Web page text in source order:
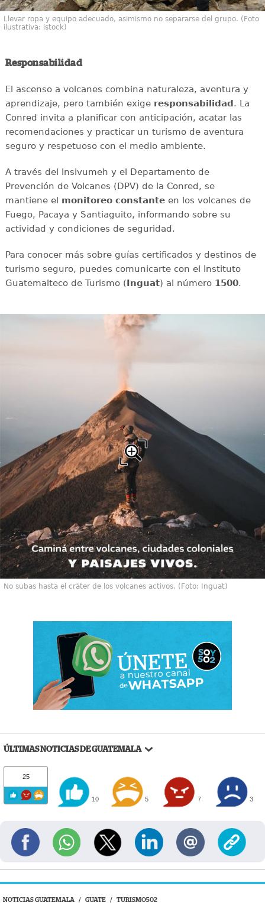
Llevar ropa y equipo adecuado, asimismo no separarse del grupo. (Foto
ilustrativa: istock)
Responsabilidad
El ascenso a volcanes combina naturaleza, aventura y
aprendizaje, pero también exige responsabilidad. La
Conred invita a planificar con anticipación, acatar las
recomendaciones y practicar un turismo de aventura
seguro y respetuoso con el medio ambiente.
A través del Insivumeh y el Departamento de
Prevención de Volcanes (DPV) de la Conred, se
mantiene el monitoreo constanteen los volcanes de
Fuego, Pacaya y Santiaguito, informando sobre su
actividad y condiciones de seguridad.
Para conocer más sobre guías certificados y destinos de
turismo seguro, puedes comunicarte con el Instituto
Guatemalteco de Turismo (Inguat) al número 1500.
No subas hasta el cráter de los volcanes activos. (Foto: Inguat)
ÚLTIMAS NOTICIAS DE GUATEMALA
25
10 5 7 3
NOTICIAS GUATEMALA / GUATE / TURISMO502